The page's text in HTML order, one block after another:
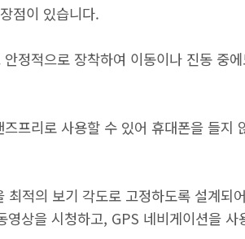
점이 있습니다.
정적으로 장착하여 이동이나 진동 중
프리로 사용할 수 있어 휴대폰을 들지
최적의 보기 각도로 고정하도록 설계되
상을 시청하고, GPS 네비게이션을 사